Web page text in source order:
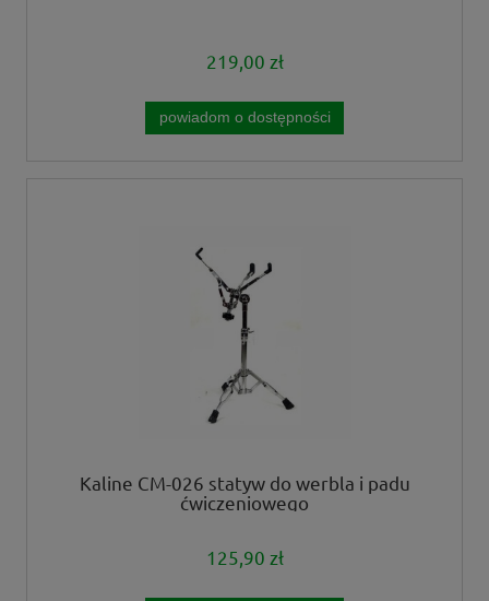
219,00 zł
powiadom o dostępności
Kaline CM-026 statyw do werbla i padu
ćwiczeniowego
125,90 zł